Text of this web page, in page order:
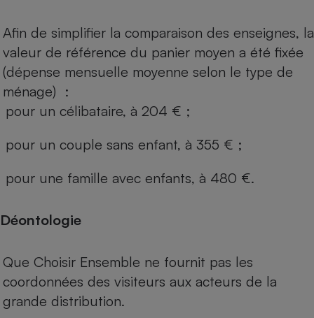
Afin de simplifier la comparaison des enseignes, la
valeur de référence du panier moyen a été fixée
(dépense mensuelle moyenne selon le type de
ménage) :
pour un célibataire, à 204 € ;
pour un couple sans enfant, à 355 € ;
pour une famille avec enfants, à 480 €.
Déontologie
Que Choisir Ensemble ne fournit pas les
coordonnées des visiteurs aux acteurs de la
grande distribution.